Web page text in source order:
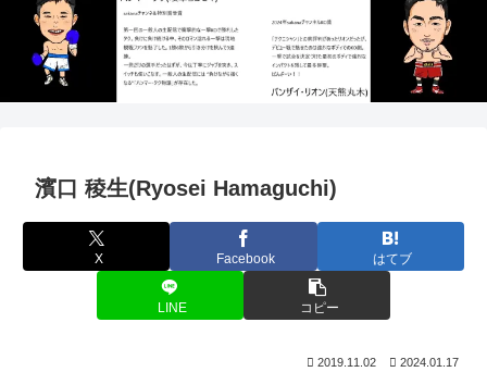
濱口 稜生(Ryosei Hamaguchi)
X Facebook はてブ
LINE コピー
2019.11.02 2024.01.17